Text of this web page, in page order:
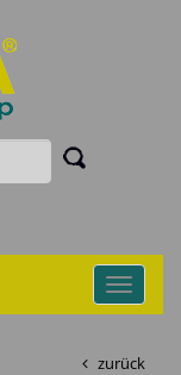
Toggle
zurück